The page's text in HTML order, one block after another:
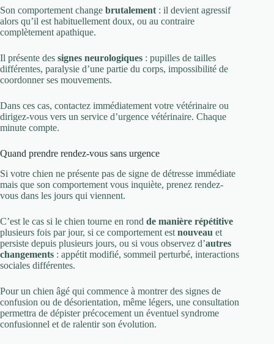
Son comportement change brutalement : il devient agressif
alors qu’il est habituellement doux, ou au contraire
complètement apathique.
Il présente des signes neurologiques : pupilles de tailles
différentes, paralysie d’une partie du corps, impossibilité de
coordonner ses mouvements.
Dans ces cas, contactez immédiatement votre vétérinaire ou
dirigez-vous vers un service d’urgence vétérinaire. Chaque
minute compte.
Quand prendre rendez-vous sans urgence
Si votre chien ne présente pas de signe de détresse immédiate
mais que son comportement vous inquiète, prenez rendez-
vous dans les jours qui viennent.
C’est le cas si le chien tourne en rond de manière répétitive
plusieurs fois par jour, si ce comportement est nouveau et
persiste depuis plusieurs jours, ou si vous observez d’autres
changements : appétit modifié, sommeil perturbé, interactions
sociales différentes.
Pour un chien âgé qui commence à montrer des signes de
confusion ou de désorientation, même légers, une consultation
permettra de dépister précocement un éventuel syndrome
confusionnel et de ralentir son évolution.